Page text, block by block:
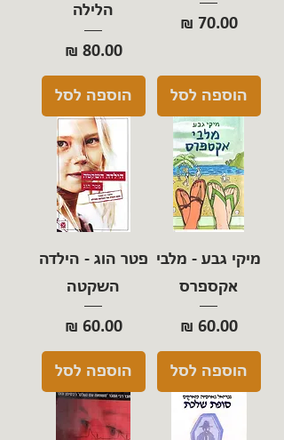
מחיר‏70.00 ‏₪
הוספה לסל
הלילה
מחיר‏80.00 ‏₪
הוספה לסל
מיקי גבע - מלבי
אקספרס
מחיר‏60.00 ‏₪
הוספה לסל
פטר הוג - הילדה
השקטה
מחיר‏60.00 ‏₪
הוספה לסל